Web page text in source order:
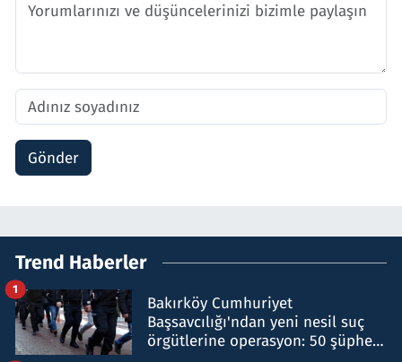
Gönder
Trend Haberler
Bakırköy Cumhuriyet
Başsavcılığı'ndan yeni nesil suç
örgütlerine operasyon: 50 şüpheli
1